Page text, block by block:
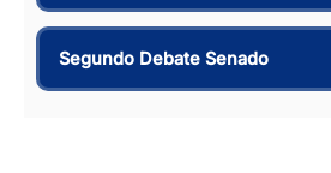
Segundo Debate Senado